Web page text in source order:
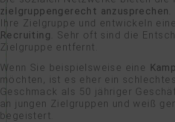
zielgruppengerecht anzusprechen.
Ihre Zielgruppe und entwickeln
Recruiting.
Sehr oft sind die
Zielgruppe entfernt.
Wenn Sie beispielsweise eine
möchten, ist es eher ein
Geschmack als 50 jähriger
an jungen Zielgruppen und weiß
begeistert.